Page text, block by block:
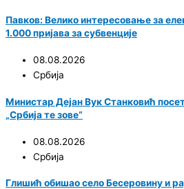
Павков: Велико интересовање за
1.000 пријава за субвенције
08.08.2026
Србија
Министар Дејан Вук Станковић
„Србија те зове“
08.08.2026
Србија
Глишић обишао село Бесеровину и